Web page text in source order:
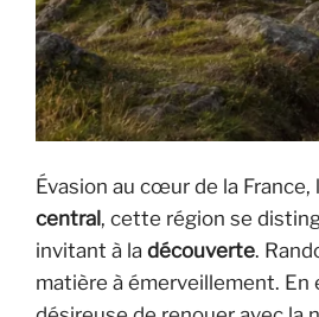
Évasion au cœur de la France,
central , cette région se
invitant à la découverte.
matière à émerveillement. En